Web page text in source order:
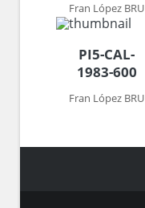
Fran López BRU
PI5-CAL-
1983-600
Fran López BRU